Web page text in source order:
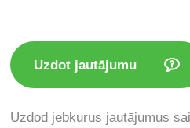
Uzdot jautājumu
Uzdod jebkurus jautājumus